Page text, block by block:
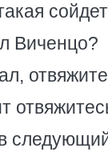
Виченцо?